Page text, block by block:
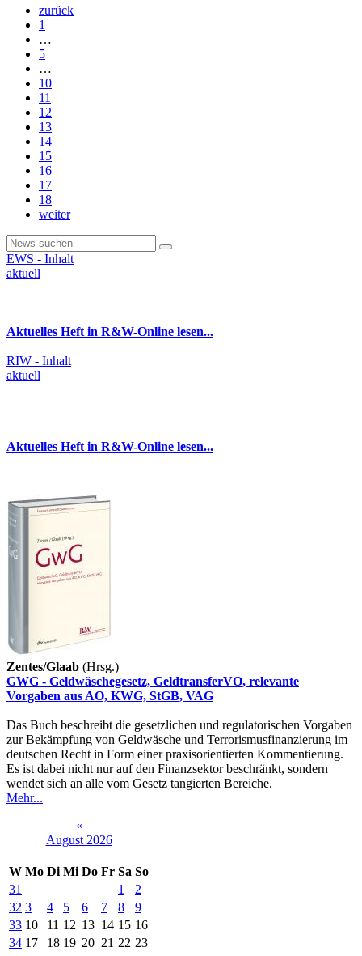
zurück
1
…
5
…
10
11
12
13
14
15
16
17
18
weiter
EWS - Inhalt
aktuell
Aktuelles Heft in R&W-Online lesen...
RIW - Inhalt
aktuell
Aktuelles Heft in R&W-Online lesen...
Zentes/Glaab (Hrsg.)
GWG - Geldwäschegesetz, GeldtransferVO, relevante
Vorgaben aus AO, KWG, StGB, VAG
Das Buch beschreibt die gesetzlichen und regulatorischen Vorgaben
zur Bekämpfung von Geldwäsche und Terrorismusfinanzierung im
deutschen Recht in Form einer praxisorientierten Kommentierung.
Es ist dabei nicht nur auf den Finanzsektor beschränkt, sondern
wendet sich an alle vom Gesetz tangierten Bereiche.
Mehr...
«
August 2026
W Mo Di Mi Do Fr Sa So
31
1
2
32 3 4 5 6 7 8
9
33 10 11 12 13 14 15 16
34 17 18 19 20 21 22 23